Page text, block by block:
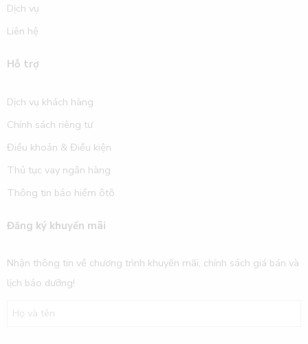
Dịch vụ
Liên hệ
Hỗ trợ
Dịch vụ khách hàng
Chính sách riêng tư
Điều khoản & Điều kiện
Thủ tục vay ngân hàng
Thông tin bảo hiểm ôtô
Đăng ký khuyến mãi
Nhận thông tin về chương trình khuyến mãi, chính sách giá bán và
lịch bảo dưỡng!